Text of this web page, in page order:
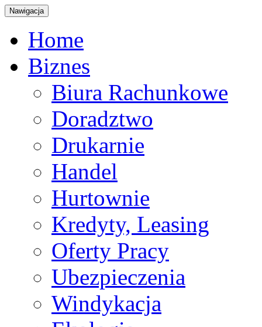
Nawigacja
Home
Biznes
Biura Rachunkowe
Doradztwo
Drukarnie
Handel
Hurtownie
Kredyty, Leasing
Oferty Pracy
Ubezpieczenia
Windykacja